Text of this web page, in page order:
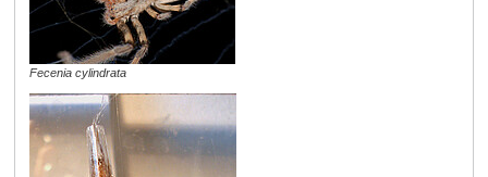
Fecenia cylindrata